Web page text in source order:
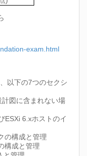
exam.html
以下の7つのセクシ
図に含まれない場
ESXi 6.xホストのイ
の構成と管理
構成と管理